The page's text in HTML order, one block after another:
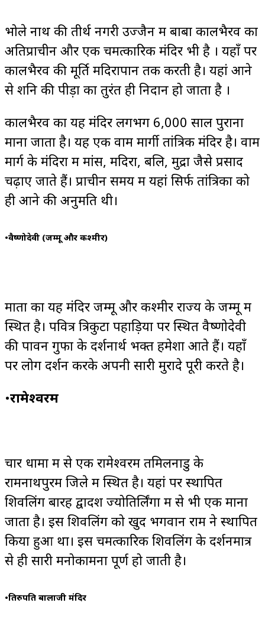
भोले नाथ की तीर्थ नगरी उज्जैन में बाबा कालभैरव का
अतिप्राचीन और एक चमत्कारिक मंदिर भी है । यहाँ पर
कालभैरव की मूर्ति मदिरापान तक करती है। ‍यहां आने
से शनि की पीड़ा का तुरंत ही निदान हो जाता है ।
कालभैरव का यह मंदिर लगभग 6,000 साल पुराना
माना जाता है। यह एक वाम मार्गी तांत्रिक मंदिर है। वाम
मार्ग के मंदिरों में मांस, मदिरा, बलि, मुद्रा जैसे प्रसाद
चढ़ाए जाते हैं। प्राचीन समय में यहां सिर्फ तांत्रिकों को
ही आने की अनुमति थी।
•वैष्णोदेवी (जम्मू और कश्मीर)
माता का यह मंदिर जम्मू और कश्मीर राज्य के जम्मू में
स्थित है। पवित्र त्रिकुटा पहाड़ियों पर स्थित वैष्णोदेवी
की पावन गुफा के दर्शनार्थ भक्त हमेशा आते हैं। यहाँ
पर लोग दर्शन करके अपनी सारी मुरादे पूरी करते है।
•रामेश्वरम
चार धामों में से एक रामेश्वरम तमिलनाडु के
रामनाथपुरम जिले में स्थित है। यहां पर स्थापित
शिवलिंग बारह द्वादश ज्योतिर्लिंगों में से भी एक माना
जाता है। इस शिवलिंग को खुद भगवान राम ने स्थापित
किया हुआ था। इस चमत्कारिक शिवलिंग के दर्शनमात्र
से ही सारी मनोकामना पूर्ण हो जाती है।
•तिरुपति बालाजी मंदिर